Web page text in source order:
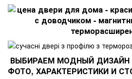
ВЫБИРАЕМ МОДНЫЙ ДИЗАЙН
ФОТО, ХАРАКТЕРИСТИКИ И